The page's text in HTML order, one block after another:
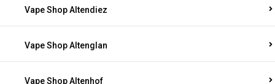
Vape Shop Altendiez
Vape Shop Altenglan
Vape Shop Altenhof